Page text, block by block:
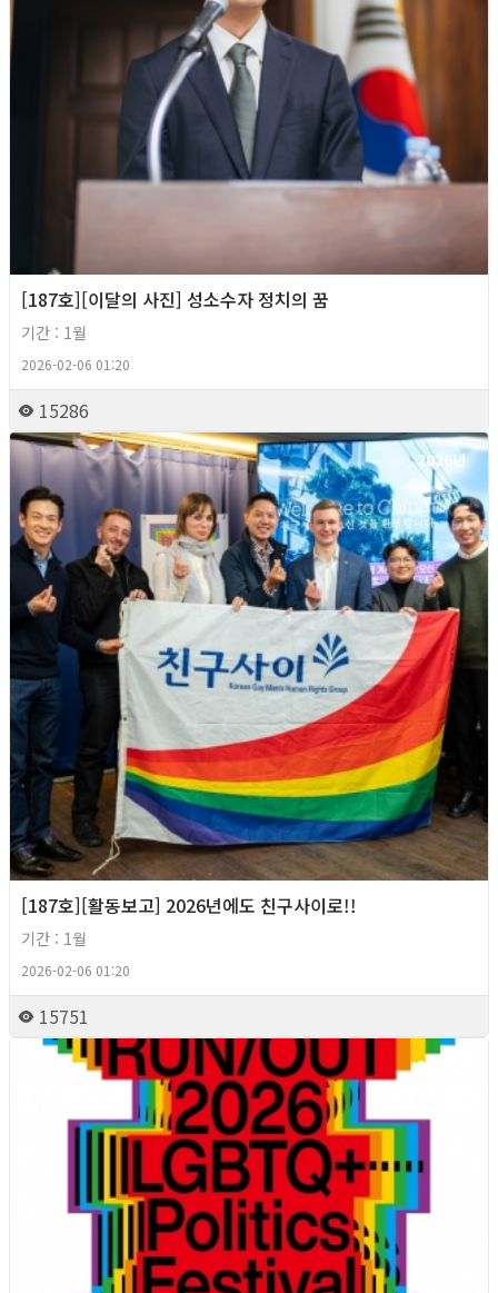
[187호][이달의 사진] 성소수자 정치의 꿈
기간 : 1월
2026-02-06 01:20
15286
2026년
[187호][활동보고] 2026년에도 친구사이로!!
기간 : 1월
2026-02-06 01:20
15751
2026년